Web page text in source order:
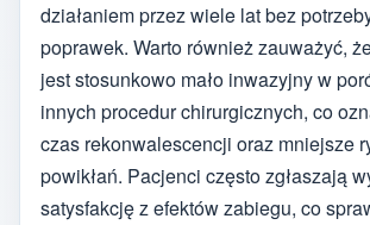
działaniem przez wiele lat bez
poprawek. Warto również zauważyć,
jest stosunkowo mało inwazyjny w
innych procedur chirurgicznych, co
czas rekonwalescencji oraz mniejsze
powikłań. Pacjenci często zgłaszają
satysfakcję z efektów zabiegu, co